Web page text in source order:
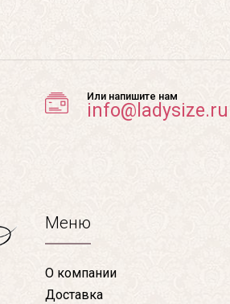
Или напишите нам
info@ladysize.ru
Меню
О компании
Доставка